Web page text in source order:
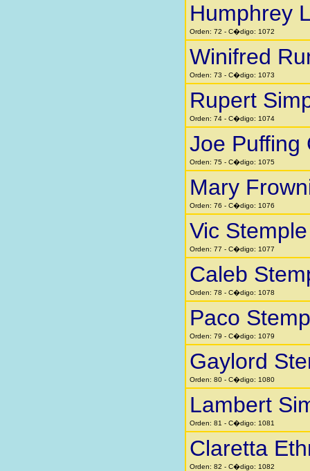
Humphrey
Orden: 72 - C�digo: 1072
Winifred
Orden: 73 - C�digo: 1073
Rupert
Orden: 74 - C�digo: 1074
Joe Puffing
Orden: 75 - C�digo: 1075
Mary
Orden: 76 - C�digo: 1076
Vic Stemple
Orden: 77 - C�digo: 1077
Caleb
Orden: 78 - C�digo: 1078
Paco
Orden: 79 - C�digo: 1079
Gaylord
Orden: 80 - C�digo: 1080
Lambert
Orden: 81 - C�digo: 1081
Claretta
Orden: 82 - C�digo: 1082